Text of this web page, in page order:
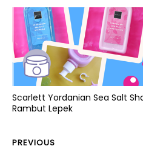
Scarlett Yordanian Sea Salt
Rambut Lepek
PREVIOUS